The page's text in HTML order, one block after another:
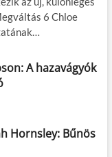
6 Chloe
A hazavágyók
Hornsley: Bűnös